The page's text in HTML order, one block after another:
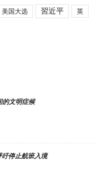
美国大选 習近平 英
的文明症候
吁停止航班入境